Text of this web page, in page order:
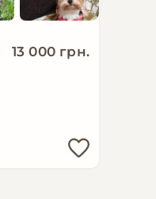
13 000 грн.